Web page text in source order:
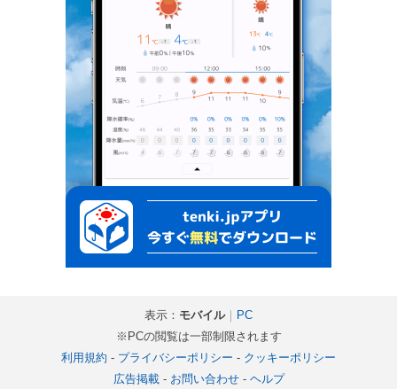
表示： モバイル｜ PC
※PCの閲覧は一部制限されます
利用規約 - プライバシーポリシー - クッキーポリシー
広告掲載- お問い合わせ- ヘルプ